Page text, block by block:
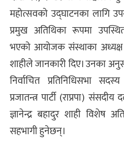
महोत्सवको उद्घाटनका लागि
प्रमुख अतिथिका रूपमा
भएको आयोजक संस्थाका अध्यक्ष
शाहीले जानकारी दिए। उनका
निर्वाचित प्रतिनिधिसभा सदस्य
प्रजातन्त्र पार्टी (राप्रपा)
ज्ञानेन्द्र बहादुर शाही विशेष
सहभागी हुनेछन्।